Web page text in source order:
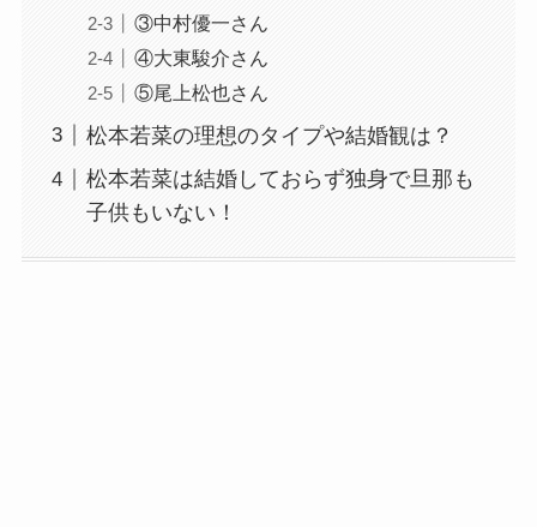
③中村優一さん
④大東駿介さん
⑤尾上松也さん
松本若菜の理想のタイプや結婚観は？
松本若菜は結婚しておらず独身で旦那も
子供もいない！